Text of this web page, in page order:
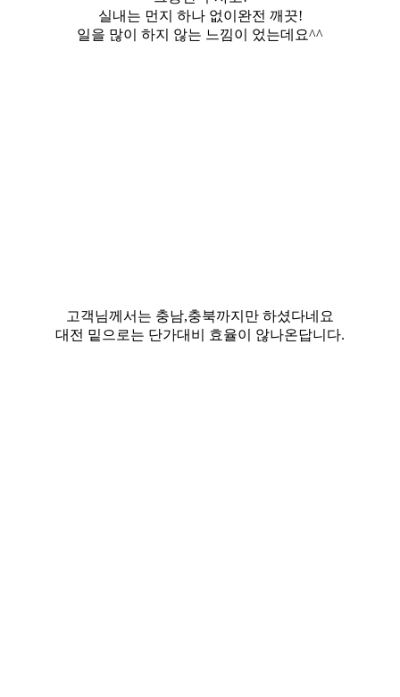
실내는 먼지 하나 없이완전 깨끗!
일을 많이 하지 않는 느낌이 었는데요^^
고객님께서는 충남,충북까지만 하셨다네요
대전 밑으로는 단가대비 효율이 않나온답니다.